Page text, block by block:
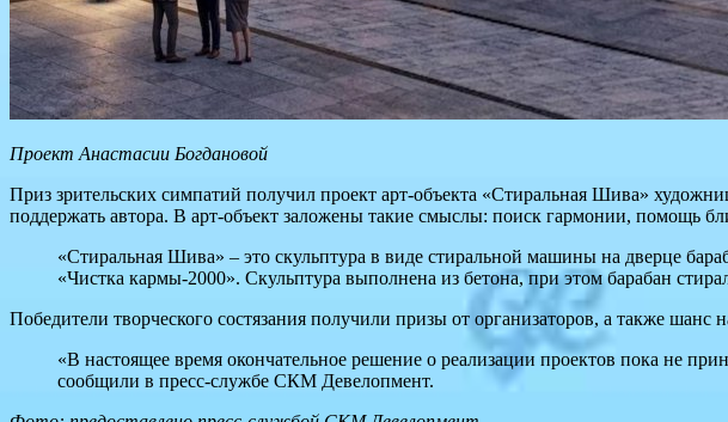
Проект Анастасии Богдановой
Приз зрительских симпатий получил проект арт-объекта «Стиральная Шива»
поддержать автора. В арт-объект заложены такие смыслы: поиск гармонии, помощь
«Стиральная Шива» – это скульптура в виде стиральной машины на дверце
«Чистка кармы-2000». Скульптура выполнена из бетона, при этом барабан
Победители творческого состязания получили призы от организаторов, а также шанс
«В настоящее время окончательное решение о реализации проектов пока не
сообщили в пресс-службе СКМ Девелопмент.